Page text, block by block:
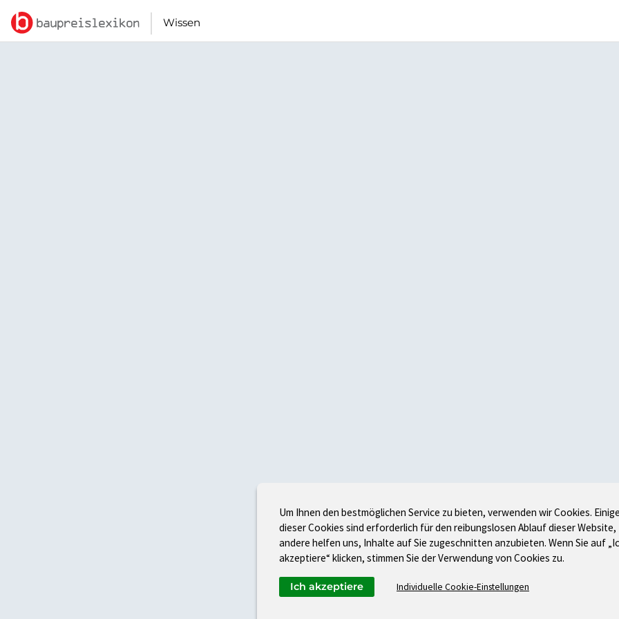
Wissen
Um Ihnen den bestmöglichen Service zu bieten, verwenden wir Cookies.
dieser Cookies sind erforderlich für den reibungslosen Ablauf dieser Website,
andere helfen uns, Inhalte auf Sie zugeschnitten anzubieten. Wenn Sie auf
akzeptiere“ klicken, stimmen Sie der Verwendung von Cookies zu.
Individuelle Cookie-Einstellungen
Ich akzeptiere